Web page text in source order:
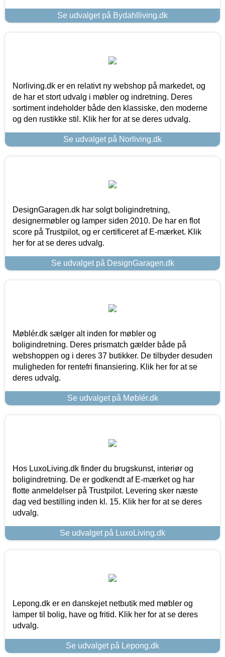
Se udvalget på Bydahlliving.dk
Norliving.dk er en relativt ny webshop på markedet, og
de har et stort udvalg i møbler og indretning. Deres
sortiment indeholder både den klassiske, den moderne
og den rustikke stil. Klik her for at se deres udvalg.
Se udvalget på Norliving.dk
DesignGaragen.dk har solgt boligindretning,
designermøbler og lamper siden 2010. De har en flot
score på Trustpilot, og er certificeret af E-mærket. Klik
her for at se deres udvalg.
Se udvalget på DesignGaragen.dk
Møblér.dk sælger alt inden for møbler og
boligindretning. Deres prismatch gælder både på
webshoppen og i deres 37 butikker. De tilbyder desuden
muligheden for rentefri finansiering. Klik her for at se
deres udvalg.
Se udvalget på Møblér.dk
Hos LuxoLiving.dk finder du brugskunst, interiør og
boligindretning. De er godkendt af E-mærket og har
flotte anmeldelser på Trustpilot. Levering sker næste
dag ved bestilling inden kl. 15. Klik her for at se deres
udvalg.
Se udvalget på LuxoLiving.dk
Lepong.dk er en danskejet netbutik med møbler og
lamper til bolig, have og fritid. Klik her for at se deres
udvalg.
Se udvalget på Lepong.dk